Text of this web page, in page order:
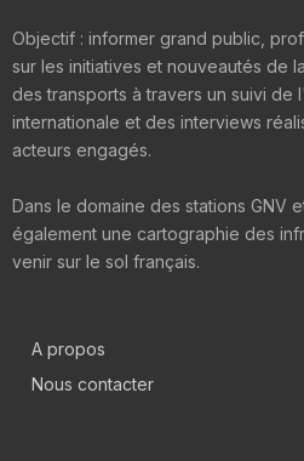
Objectif : informer grand public,
sur les initiatives et nouveautés de
des transports à travers un suivi de
internationale et des interviews
acteurs engagés.
Dans le domaine des stations GNV
également une cartographie des
venir sur le sol français.
A propos
Nous contacter